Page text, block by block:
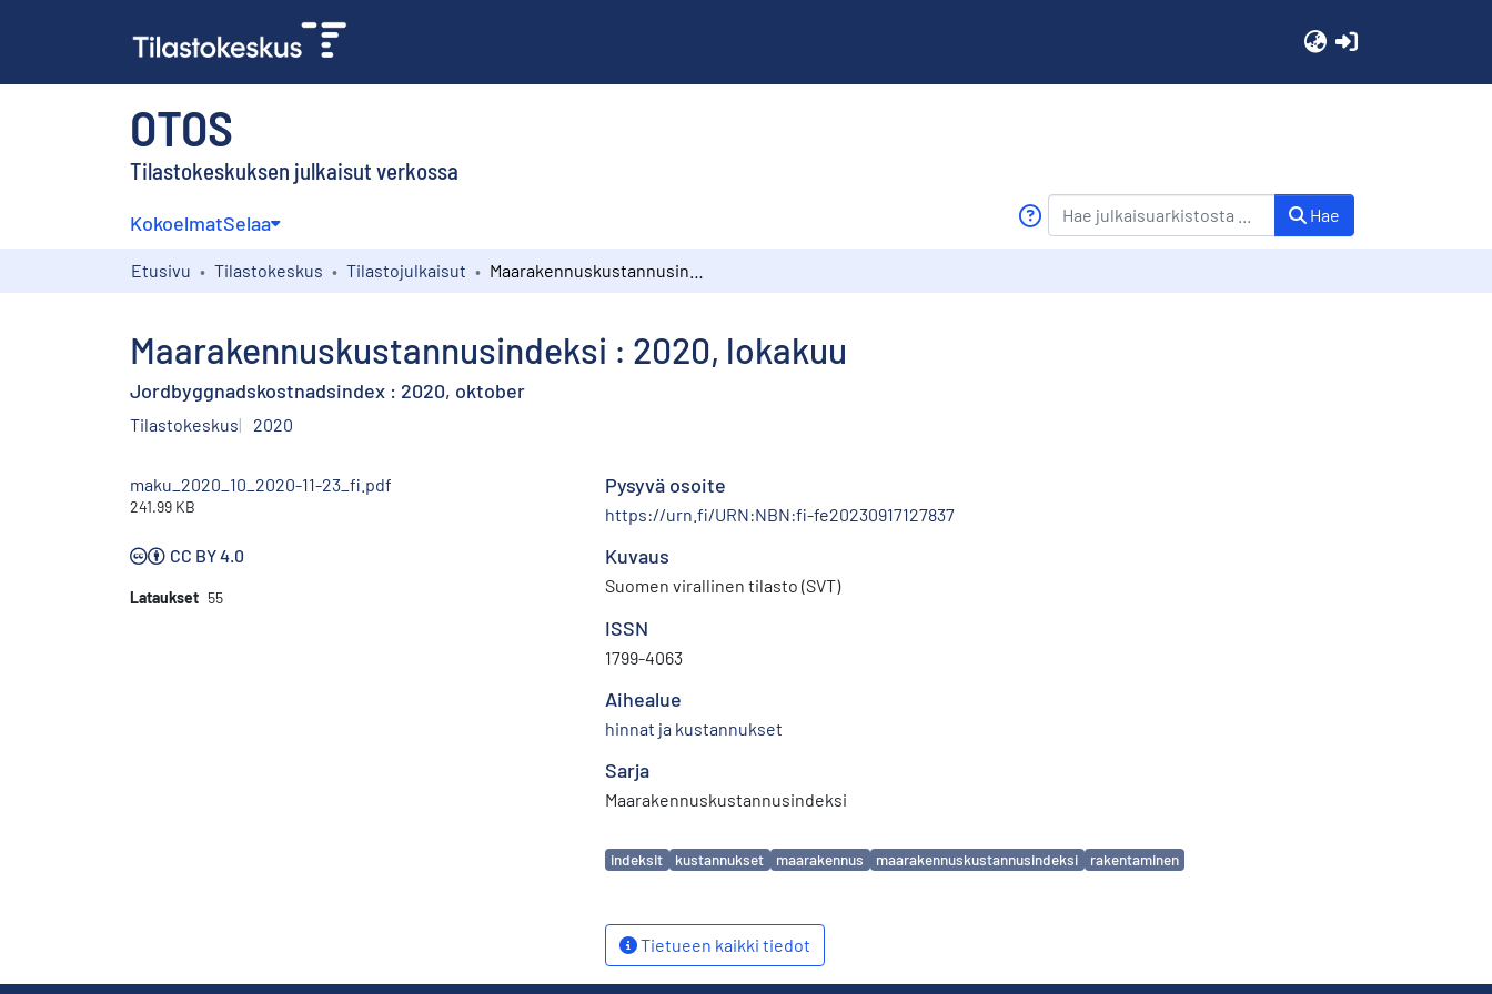
OTOS
Tilastokeskuksen julkaisut verkossa
KokoelmatSelaa Hae
Etusivu Tilastokeskus Tilastojulkaisut
Maarakennuskustannusindeksi : 2020, lokakuu
Jordbyggnadskostnadsindex : 2020, oktober
Tilastokeskus 2020
maku_2020_10_2020-11-23_fi.pdf
241.99 KB
CC BY 4.0
Lataukset 55
Pysyvä osoite
https://urn.fi/URN:NBN:fi-fe20230917127837
Kuvaus
Suomen virallinen tilasto (SVT)
ISSN
1799-4063
Aihealue
hinnat ja kustannukset
Sarja
Maarakennuskustannusindeksi
Avainsanat
indeksit kustannukset maarakennus maarakennuskustannusindeksi rakentaminen
Tietueen kaikki tiedot